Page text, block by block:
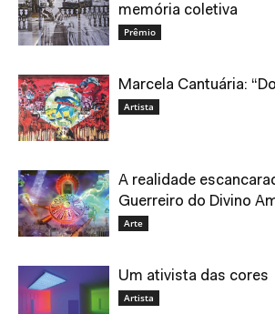
memória coletiva
Prêmio
Marcela Cantuária:
Artista
A realidade
Guerreiro do Divino
Arte
Um ativista das cores
Artista